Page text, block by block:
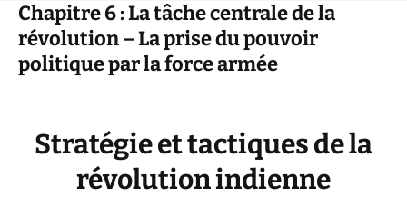
Chapitre 6 : La tâche centrale de la
révolution – La prise du pouvoir
politique par la force armée
Stratégie et tactiques de la
révolution indienne